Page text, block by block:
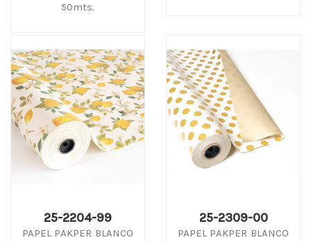
50mts.
25-2204-99
PAPEL PAKPER BLANCO
25-2309-00
PAPEL PAKPER BLANCO